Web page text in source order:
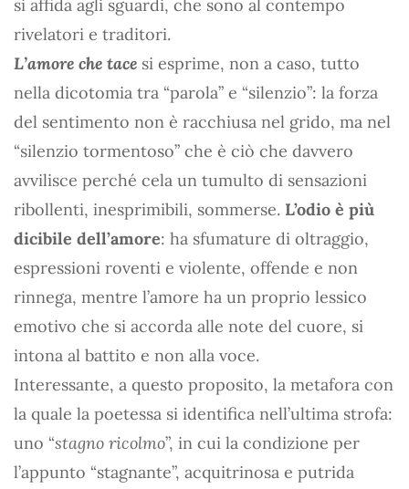
si affida agli sguardi, che sono al contempo
rivelatori e traditori.
L’amore che tace si esprime, non a caso, tutto
nella dicotomia tra “parola” e “silenzio”: la forza
del sentimento non è racchiusa nel grido, ma nel
“silenzio tormentoso” che è ciò che davvero
avvilisce perché cela un tumulto di sensazioni
ribollenti, inesprimibili, sommerse. L’odio è più
dicibile dell’amore: ha sfumature di oltraggio,
espressioni roventi e violente, offende e non
rinnega, mentre l’amore ha un proprio lessico
emotivo che si accorda alle note del cuore, si
intona al battito e non alla voce.
Interessante, a questo proposito, la metafora con
la quale la poetessa si identifica nell’ultima strofa:
uno “stagno ricolmo”, in cui la condizione per
l’appunto “stagnante”, acquitrinosa e putrida